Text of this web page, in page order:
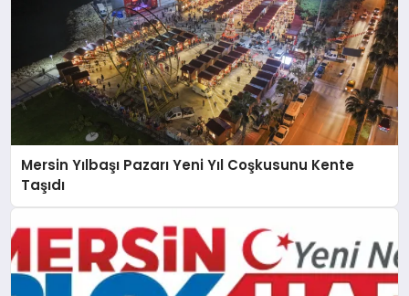
Mersin Yılbaşı Pazarı Yeni Yıl Coşkusunu Kente
Taşıdı